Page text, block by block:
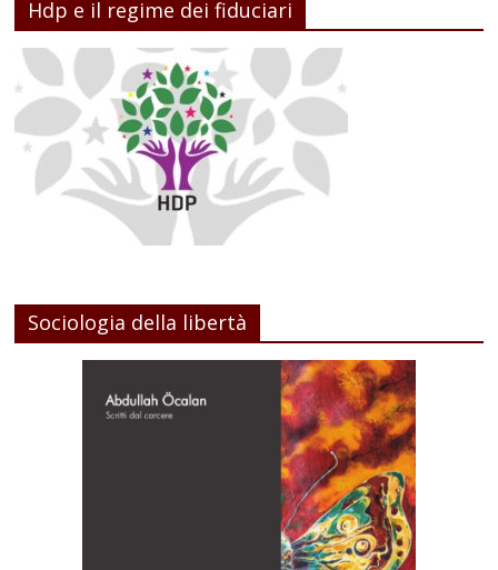
Hdp e il regime dei fiduciari
Sociologia della libertà